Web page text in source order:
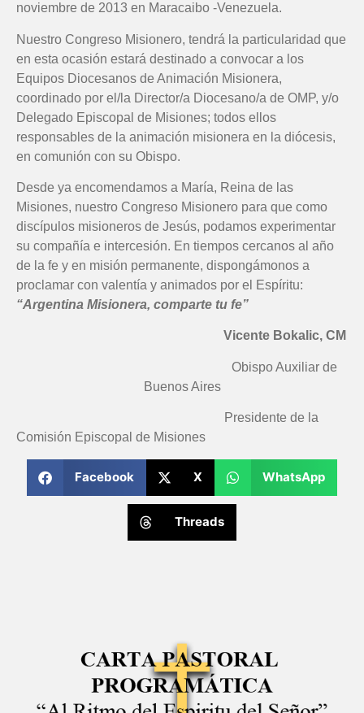
noviembre de 2013 en Maracaibo -Venezuela.
Nuestro Congreso Misionero, tendrá la particularidad que
en esta ocasión estará destinado a convocar a los
Equipos Diocesanos de Animación Misionera,
coordinado por el/la Director/a Diocesano/a de OMP, y/o
Delegado Episcopal de Misiones; todos ellos
responsables de la animación misionera en la diócesis,
en comunión con su Obispo.
Desde ya encomendamos a María, Reina de las
Misiones, nuestro Congreso Misionero para que como
discípulos misioneros de Jesús, podamos experimentar
su compañía e intercesión. En tiempos cercanos al año
de la fe y en misión permanente, dispongámonos a
proclamar con valentía y animados por el Espíritu:
“Argentina Misionera, comparte tu fe”
Vicente Bokalic, CM
Obispo Auxiliar de
Buenos Aires
Presidente de la
Comisión Episcopal de Misiones
Facebook X WhatsApp
Threads